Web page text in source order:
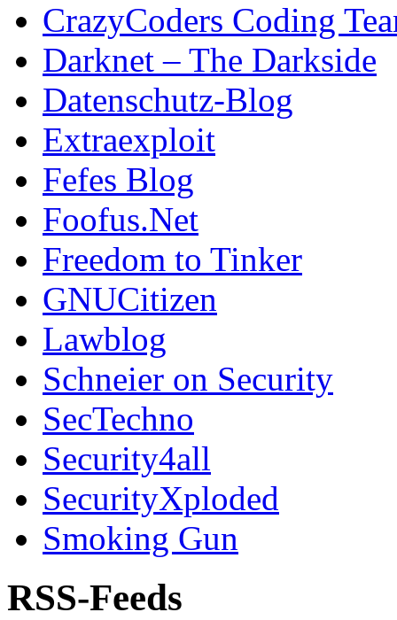
CrazyCoders Coding
Darknet – The Darkside
Datenschutz-Blog
Extraexploit
Fefes Blog
Foofus.Net
Freedom to Tinker
GNUCitizen
Lawblog
Schneier on Security
SecTechno
Security4all
SecurityXploded
Smoking Gun
RSS-Feeds